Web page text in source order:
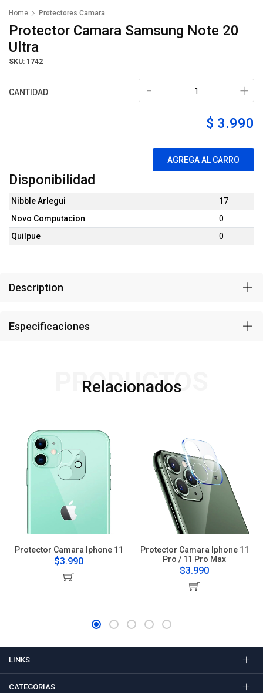
Home Protectores Camara
Protector Camara Samsung Note 20
Ultra
SKU: 1742
CANTIDAD +
-
$ 3.990
AGREGA AL CARRO
Disponibilidad
Nibble Arlegui
17
Novo Computacion
0
Quilpue
0
Description
Especificaciones
Relacionados
PRODUCTOS
Protector Camara Iphone 11
$3.990
Protector Camara Iphone 11
Pro / 11 Pro Max
$3.990
LINKS
CATEGORIAS